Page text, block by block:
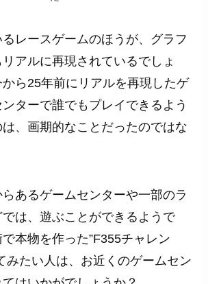
レースゲームのほうが、グラフ
アルに再現されているでしょ
から25年前にリアルを再現したゲ
ターで誰でもプレイできるよう
、画期的なことだったのではな
あるゲームセンターや一部のラ
は、遊ぶことができるようで
本物を作った”F355チャレン
みたい人は、お近くのゲームセン